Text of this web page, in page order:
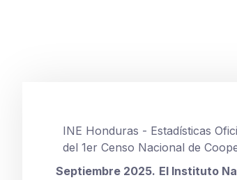
INE Honduras - Estadísticas
del 1er Censo Nacional de
Septiembre 2025. El Instituto